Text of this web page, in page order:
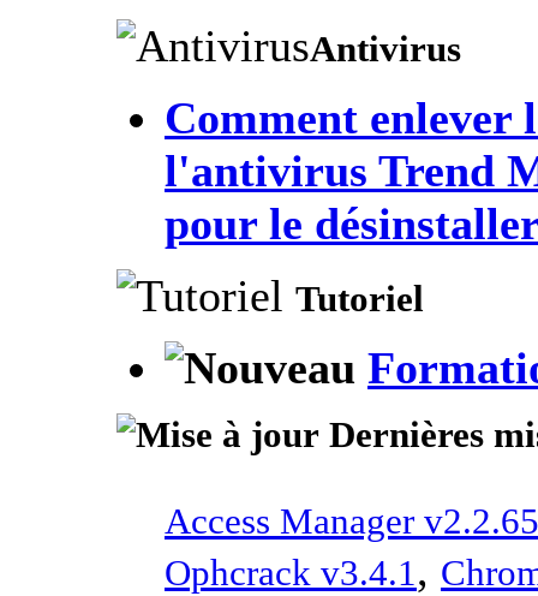
Antivirus
Comment enlever
l'antivirus Trend
pour le
Tutoriel
Dernières
Access Manager v2.2.65
Ophcrack v3.4.1,